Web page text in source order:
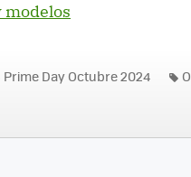
modelos
Prime Day Octubre 2024